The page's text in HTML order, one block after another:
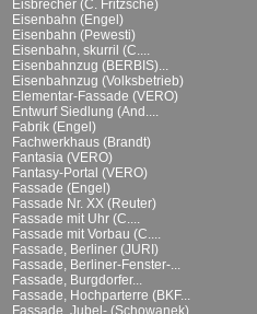
Eisbrecher (C. Fritzsche)
Eisenbahn (Engel)
Eisenbahn (Pewesti)
Eisenbahn, skurril (C....
Eisenbahnzug (BERBIS)...
Eisenbahnzug (Volksbetrieb)
Elementar-Fassade (VERO)
Entwurf Siedlung (And....
Fabrik (Engel)
Fachwerkhaus (Brandt)
Fantasia (VERO)
Fantasy-Portal (VERO)
Fassade (Engel)
Fassade Nr. XX (Reuter)
Fassade mit Uhr (C....
Fassade mit Vorbau (C....
Fassade, Berliner (JURI)
Fassade, Berliner-Fenster-...
Fassade, Burgdorfer...
Fassade, Hochparterre (BKF...
Fassade, Jubel- (Schowanek)